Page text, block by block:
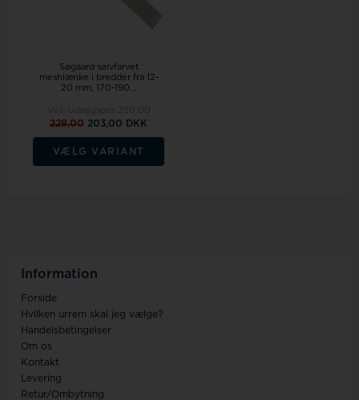
Søgaard sølvfarvet
meshlænke i bredder fra 12-
20 mm, 170-190...
229,00 203,00 DKK
VÆLG VARIANT
Information
Forside
Hvilken urrem skal jeg vælge?
Handelsbetingelser
Om os
Kontakt
Levering
Retur/Ombytning